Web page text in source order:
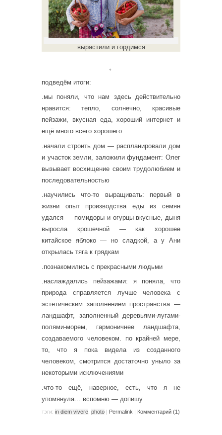
вырастили и гордимся
。
подведём итоги:
.мы поняли, что нам здесь действительно
нравится: тепло, солнечно, красивые
пейзажи, вкусная еда, хороший интернет и
ещё много всего хорошего
.начали строить дом — распланировали дом
и участок земли, заложили фундамент: Олег
вызывает восхищение своим трудолюбием и
последовательностью
.научились что-то выращивать: первый в
жизни опыт производства еды из семян
удался — помидоры и огурцы вкусные, дыня
выросла крошечной — как хорошее
китайское яблоко — но сладкой, а у Ани
открылась тяга к грядкам
.познакомились с прекрасными людьми
.наслаждались пейзажами: я поняла, что
природа справляется лучше человека с
эстетическим заполнением пространства —
ландшафт, заполненный деревьями-лугами-
полями-морем, гармоничнее ландшафта,
создаваемого человеком. по крайней мере,
то, что я пока видела из созданного
человеком, смотрится достаточно уныло за
некоторыми исключениями
.что-то ещё, наверное, есть, что я не
упомянула… вспомню — допишу
тэги: in diem vivere photo | Permalink | Комментарий (1)